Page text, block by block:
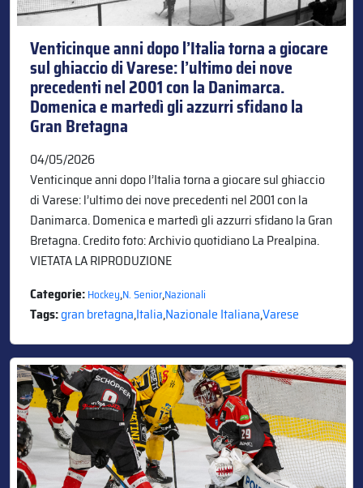
Venticinque anni dopo l’Italia torna a giocare
sul ghiaccio di Varese: l’ultimo dei nove
precedenti nel 2001 con la Danimarca.
Domenica e martedì gli azzurri sfidano la
Gran Bretagna
04/05/2026
Venticinque anni dopo l’Italia torna a giocare sul ghiaccio
di Varese: l’ultimo dei nove precedenti nel 2001 con la
Danimarca. Domenica e martedì gli azzurri sfidano la Gran
Bretagna. Credito foto: Archivio quotidiano La Prealpina.
VIETATA LA RIPRODUZIONE
Categorie:Hockey,N. Senior,Nazionali
Tags:gran bretagna,Italia,Nazionale Italiana,Varese